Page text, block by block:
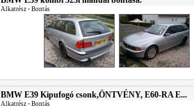
Alkatrész • Bontás
BMW E39 Kipufogó csonk,ÖNTVÉNY, E60-RA E...
Alkatrész • Bontás